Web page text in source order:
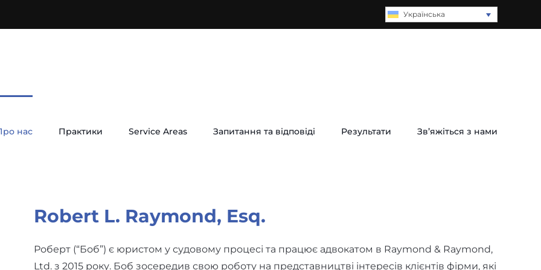
Українська
нас Практики Service Areas Запитання та відповіді Результати Зв’яжіться з нами
Robert L. Raymond, Esq.
Роберт (“Боб”) є юристом у судовому процесі та працює адвокатом в Raymond & Raymond,
Ltd. з 2015 року. Боб зосередив свою роботу на представництві інтересів клієнтів фірми, які